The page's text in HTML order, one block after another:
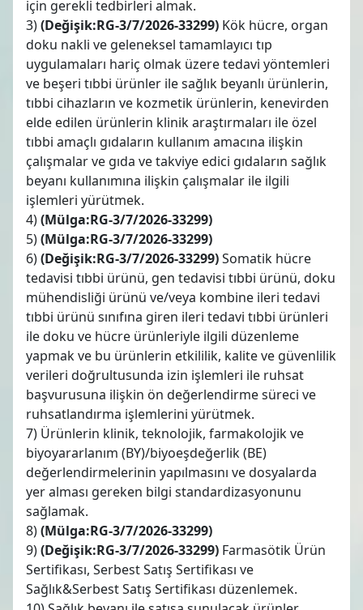
için gerekli tedbirleri almak.
3)(Değişik:RG-3/7/2026-33299) Kök hücre, organ
doku nakli ve geleneksel tamamlayıcı tıp
uygulamaları hariç olmak üzere tedavi yöntemleri
ve beşeri tıbbi ürünler ile sağlık beyanlı ürünlerin,
tıbbi cihazların ve kozmetik ürünlerin, kenevirden
elde edilen ürünlerin klinik araştırmaları ile özel
tıbbi amaçlı gıdaların kullanım amacına ilişkin
çalışmalar ve gıda ve takviye edici gıdaların sağlık
beyanı kullanımına ilişkin çalışmalar ile ilgili
işlemleri yürütmek.
4)(Mülga:RG-3/7/2026-33299)
5)(Mülga:RG-3/7/2026-33299)
6)(Değişik:RG-3/7/2026-33299)Somatik hücre
tedavisi tıbbi ürünü, gen tedavisi tıbbi ürünü, doku
mühendisliği ürünü ve/veya kombine ileri tedavi
tıbbi ürünü sınıfına giren ileri tedavi tıbbi ürünleri
ile doku ve hücre ürünleriyle ilgili düzenleme
yapmak ve bu ürünlerin etkililik, kalite ve güvenlilik
verileri doğrultusunda izin işlemleri ile ruhsat
başvurusuna ilişkin ön değerlendirme süreci ve
ruhsatlandırma işlemlerini yürütmek.
7) Ürünlerin klinik, teknolojik, farmakolojik ve
biyoyararlanım (BY)/biyoeşdeğerlik (BE)
değerlendirmelerinin yapılmasını ve dosyalarda
yer alması gereken bilgi standardizasyonunu
sağlamak.
8)(Mülga:RG-3/7/2026-33299)
9)(Değişik:RG-3/7/2026-33299) Farmasötik Ürün
Sertifikası, Serbest Satış Sertifikası ve
Sağlık&Serbest Satış Sertifikası düzenlemek.